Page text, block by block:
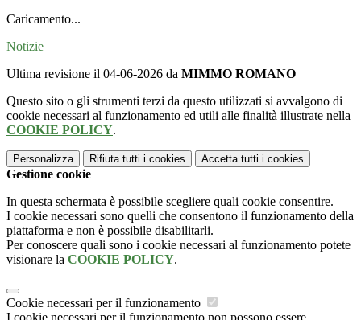
Caricamento...
Notizie
Ultima revisione il 04-06-2026 da MIMMO ROMANO
Questo sito o gli strumenti terzi da questo utilizzati si avvalgono di
cookie necessari al funzionamento ed utili alle finalità illustrate nella
COOKIE POLICY.
Personalizza Rifiuta tutti i cookies Accetta tutti i cookies
Gestione cookie
In questa schermata è possibile scegliere quali cookie consentire.
I cookie necessari sono quelli che consentono il funzionamento della
piattaforma e non è possibile disabilitarli.
Per conoscere quali sono i cookie necessari al funzionamento potete
visionare la COOKIE POLICY.
Cookie necessari per il funzionamento